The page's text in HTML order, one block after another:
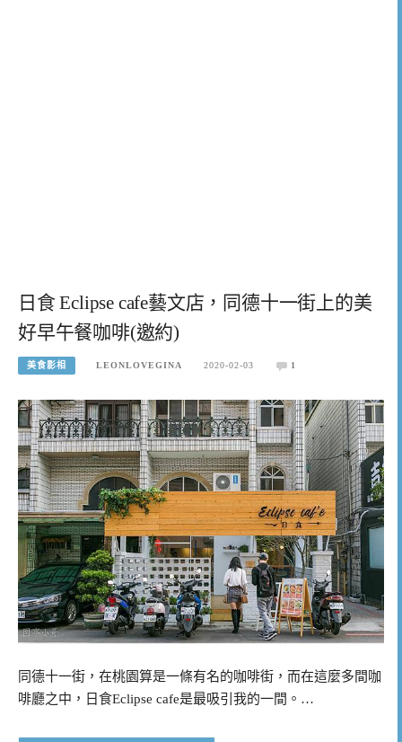
日食 Eclipse cafe藝文店，同德十一街上的美
好早午餐咖啡(邀約)
美食影相 LEONLOVEGINA 2020-02-03 1
同德十一街，在桃園算是一條有名的咖啡街，而在這麼多間咖
啡廳之中，日食Eclipse cafe是最吸引我的一間。…